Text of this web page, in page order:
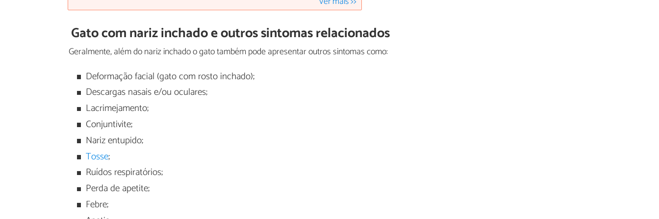
Gato com nariz inchado e outros sintomas relacionados
Geralmente, além do nariz inchado o gato também pode apresentar outros sintomas como:
Deformação facial (gato com rosto inchado);
Descargas nasais e/ou oculares;
Lacrimejamento;
Conjuntivite;
Nariz entupido;
Tosse;
Ruídos respiratórios;
Perda de apetite;
Febre;